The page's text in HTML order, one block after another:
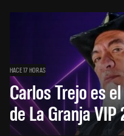
HACE 17 HORAS
Carlos Trejo es
de La Granja VIP